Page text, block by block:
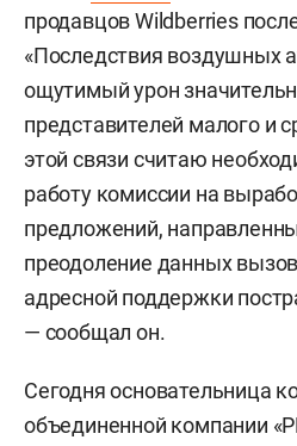
продавцов Wildberries
«Последствия воздушных
ощутимый урон
представителей малого и
этой связи считаю
работу комиссии на
предложений,
преодоление данных
адресной поддержки
— сообщал он.
Сегодня основательница
объединенной компании